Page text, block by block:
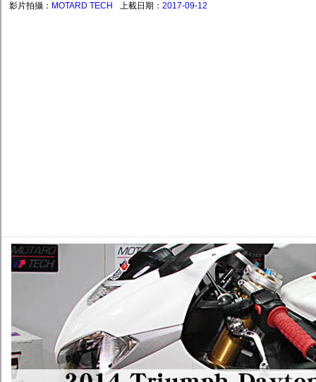
影片拍攝： MOTARD TECH 上載日期： 2017-09-12